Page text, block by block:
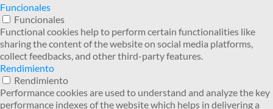
Funcionales
Funcionales
Functional cookies help to perform certain functionalities like
sharing the content of the website on social media platforms,
collect feedbacks, and other third-party features.
Rendimiento
Rendimiento
Performance cookies are used to understand and analyze the key
performance indexes of the website which helps in delivering a